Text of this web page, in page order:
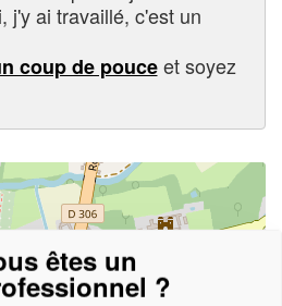
j'y ai travaillé, c'est un
coup de pouceet soyez
êtes un
?